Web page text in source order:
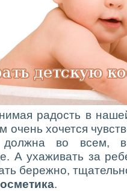
радость в
очень хочется
должна во
А ухаживать за
бережно,
.